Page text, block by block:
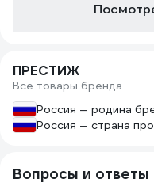
ПРЕСТИЖ
Все товары бренда
Россия — родина
Россия — страна
Вопросы и ответы